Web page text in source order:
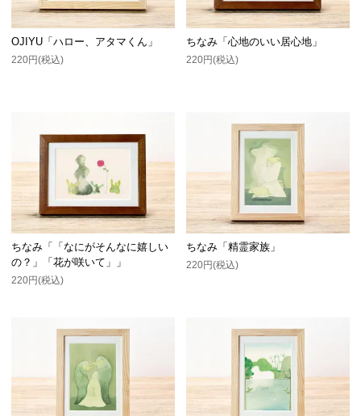
OJIYU「ハロー、アタマくん」
220円(税込)
ちなみ「心地のいい居心地」
220円(税込)
ちなみ「「なにがそんなに嬉しい
の？」「花が咲いて」」
220円(税込)
ちなみ「精霊家族」
220円(税込)